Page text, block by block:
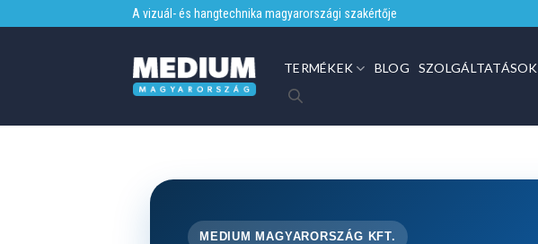
to
A vizuál- és hangtechnika magyarországi szakértője
TERMÉKEK BLOG SZOLGÁLTATÁSOK
MEDIUM MAGYARORSZÁG KFT.